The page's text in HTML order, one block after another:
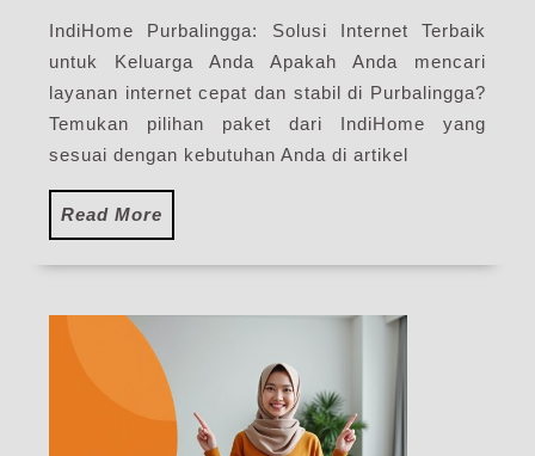
IndiHome
Terdekat
IndiHome Purbalingga: Solusi Internet Terbaik
untuk Keluarga Anda Apakah Anda mencari
layanan internet cepat dan stabil di Purbalingga?
Temukan pilihan paket dari IndiHome yang
sesuai dengan kebutuhan Anda di artikel
Read More
More